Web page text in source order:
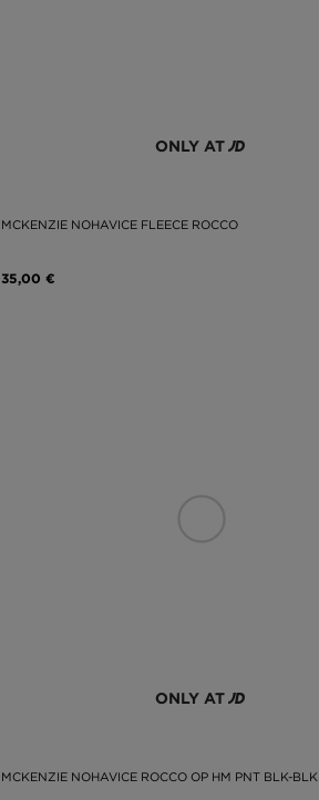
ONLY AT
MCKENZIE NOHAVICE FLEECE ROCCO
35,00 €
ONLY AT
MCKENZIE NOHAVICE ROCCO OP HM PNT BLK-BLK